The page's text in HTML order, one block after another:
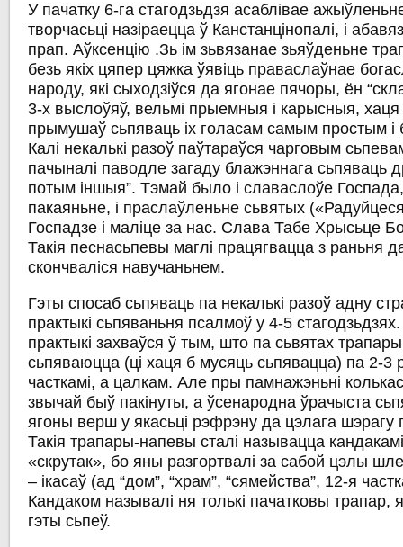
У пачатку 6-га стагодзьдзя асаблівае
творчасьці назіраецца ў Канстанцінопалі, і
прап. Аўксенцію .Зь ім зьвязанаезьяўденьне
безь якіх цяпер цяжка ўявіць праваслаўнае
народу, які сыходзіўся да ягонае пячоры, ён
3-х выслоўяў, вельмі прыемныя і карысныя, хаця
прымушаў сьпяваць іх голасам самым простым і
Калі некалькі разоў паўтараўся чарговым
пачыналі паводле загаду блажэннага сьпяваць
потым іншыя”. Тэмай было і славаслоўе Госпада,
пакаяньне, і праслаўленьне сьвятых
Госпадзе і маліце за нас. Слава Табе Хрысьце
Такія песнасьпевы маглі працягвацца з раньня
скончваліся навучаньнем.
Гэты спосаб сьпяваць па некалькі разоў адну
практыкі сьпяваньня псалмоў у 4-5
практыкі захваўся ў тым, што па сьвятах
сьпяваюцца (ці хаця б мусяць сьпявацца) па 2-3
часткамі, а цалкам. Але пры памнажэньні
звычай быў пакінуты, а ўсенародна ўрачыста
ягоны верш у якасьці рэфрэну да цэлага шэрагу
Такія трапары-напевы сталі называцца
«скрутак», бо яны разгортвалі за сабой цэлы
– ікасаў (ад “дом”, “храм”, “сямейства”, 12-я
Кандаком называлі ня толькі пачатковы трапар,
гэты сьпеў.